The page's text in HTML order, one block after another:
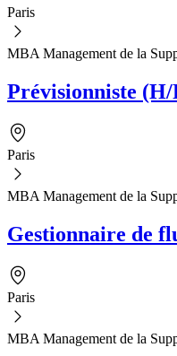
Paris
MBA Management de la
Prévisionniste
Paris
MBA Management de la
Gestionnaire de
Paris
MBA Management de la